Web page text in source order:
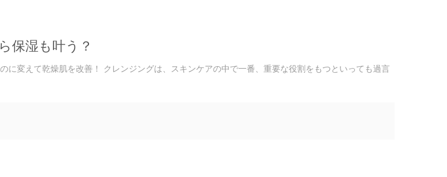
保湿も叶う？
に変えて乾燥肌を改善！ クレンジングは、スキンケアの中で一番、重要な役割をもつといっても過言